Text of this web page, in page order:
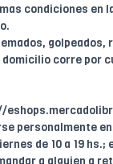
condiciones en
corre por
personalmente
de 10 a 19
a alguien a